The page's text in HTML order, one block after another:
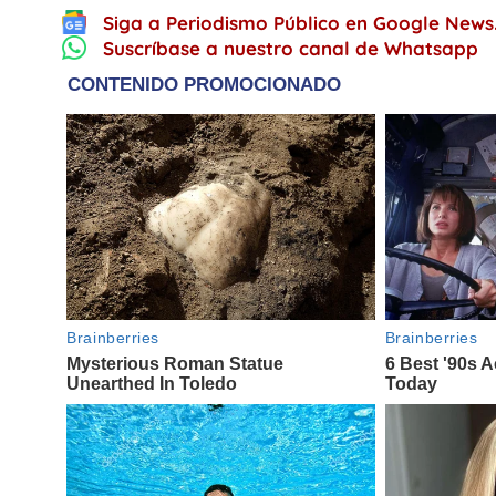
Siga a Periodismo Público en Google
Suscríbase a nuestro canal de Whatsapp